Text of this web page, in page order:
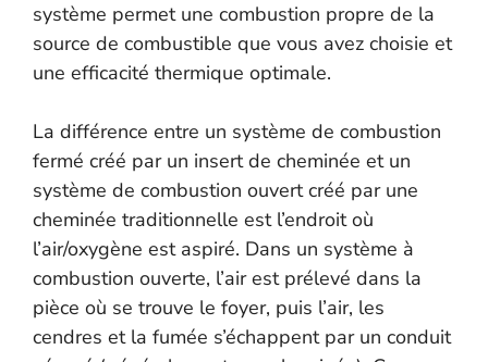
système permet une combustion propre de la
source de combustible que vous avez choisie et
une efficacité thermique optimale.
La différence entre un système de combustion
fermé créé par un insert de cheminée et un
système de combustion ouvert créé par une
cheminée traditionnelle est l’endroit où
l’air/oxygène est aspiré. Dans un système à
combustion ouverte, l’air est prélevé dans la
pièce où se trouve le foyer, puis l’air, les
cendres et la fumée s’échappent par un conduit